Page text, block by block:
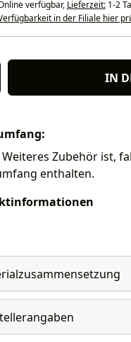
verfügbar, Lieferzeit:1-2
in der Filiale hier
IN
Weiteres Zubehör ist,
enthalten.